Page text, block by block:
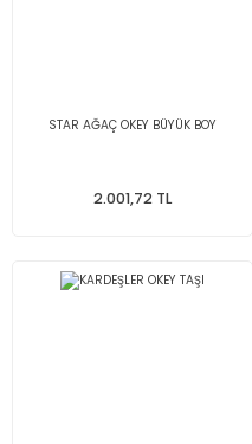
STAR AĞAÇ OKEY BÜYÜK BOY
2.001,72 TL